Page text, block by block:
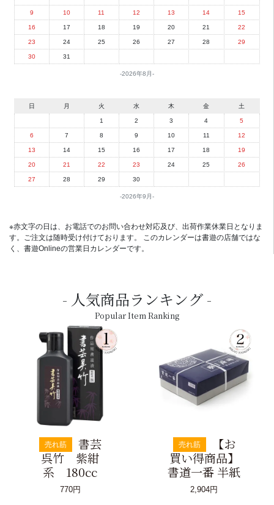
2026年8月
9 10 11 12 13 14 15
16 17 18 19 20 21 22
23 24 25 26 27 28 29
30 31
2026年9月
日 月 火 水 木 金 土
1 2 3 4 5
6 7 8 9 10 11 12
13 14 15 16 17 18 19
20 21 22 23 24 25 26
27 28 29 30
※赤文字の日は、お電話でのお問い合わせ対応及び、出荷作業休業日となりま
す。ご注文は随時受け付けております。 このカレンダーは書遊の店舗ではな
く、書遊Onlineの営業日カレンダーです。
人気商品ランキング
Popular Item Ranking
売れ筋
書芸
呉竹 紫紺
系 180cc
770円
売れ筋
【お
買い得商品】
書道一番 半紙
2,904円